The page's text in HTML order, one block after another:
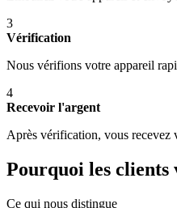
3
Vérification
Nous vérifions votre appareil
4
Recevoir l'argent
Après vérification, vous recevez
Pourquoi les clients
Ce qui nous distingue